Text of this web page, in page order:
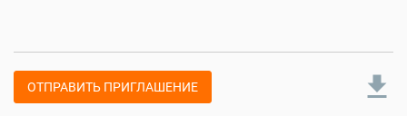
ОТПРАВИТЬ ПРИГЛАШЕНИЕ file_download